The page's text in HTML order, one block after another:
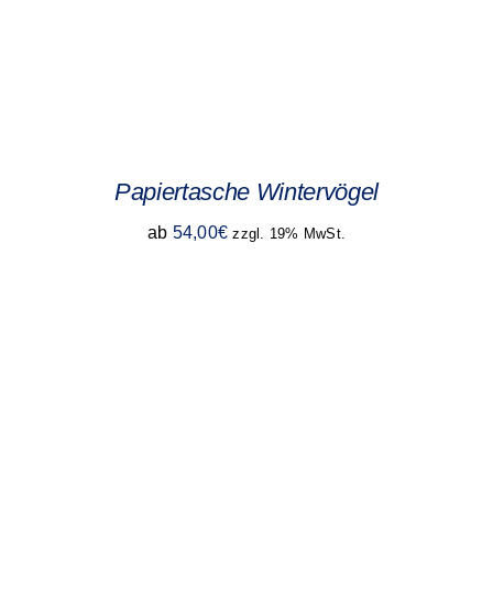
Papiertasche Wintervögel
ab 54,00€ zzgl. 19% MwSt.